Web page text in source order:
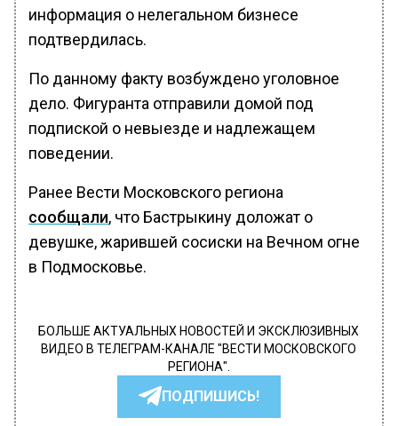
информация о нелегальном бизнесе
подтвердилась.
По данному факту возбуждено уголовное
дело. Фигуранта отправили домой под
подпиской о невыезде и надлежащем
поведении.
Ранее Вести Московского региона
сообщали, что Бастрыкину доложат о
девушке, жарившей сосиски на Вечном огне
в Подмосковье.
БОЛЬШЕ АКТУАЛЬНЫХ НОВОСТЕЙ И ЭКСКЛЮЗИВНЫХ
ВИДЕО В ТЕЛЕГРАМ-КАНАЛЕ "ВЕСТИ МОСКОВСКОГО
РЕГИОНА".
ПОДПИШИСЬ!